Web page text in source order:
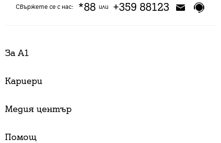
Свържете се с нас: *88или +359 88123
За А1
Кариери
Медия център
Помощ